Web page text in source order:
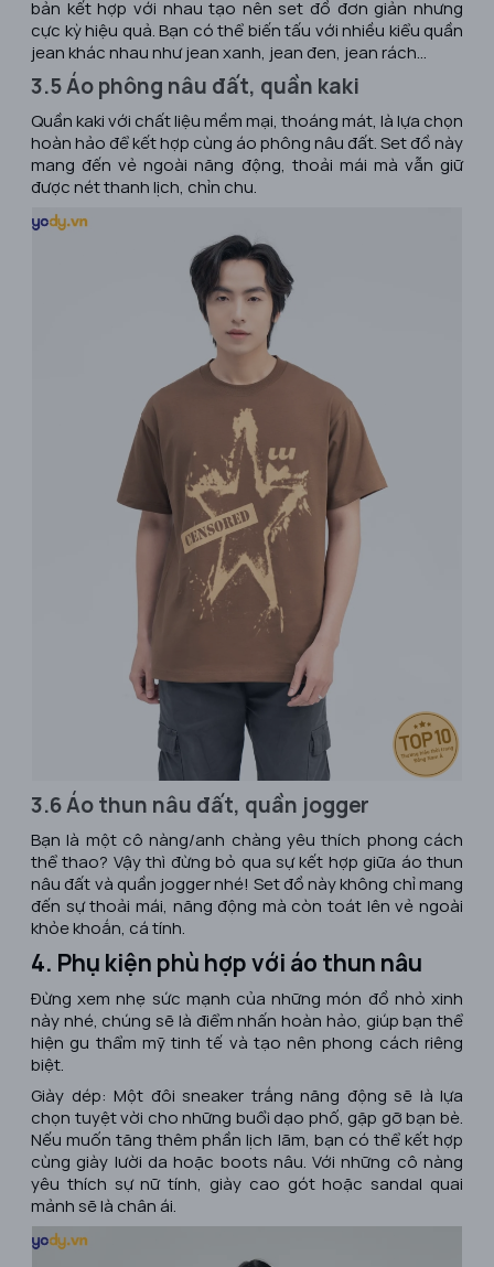
bản kết hợp với nhau tạo nên set đồ đơn giản nhưng
cực kỳ hiệu quả. Bạn có thể biến tấu với nhiều kiểu quần
jean khác nhau như jean xanh, jean đen, jean rách...
3.5 Áo phông nâu đất, quần kaki
Quần kaki với chất liệu mềm mại, thoáng mát, là lựa chọn
hoàn hảo để kết hợp cùng áo phông nâu đất. Set đồ này
mang đến vẻ ngoài năng động, thoải mái mà vẫn giữ
được nét thanh lịch, chỉn chu.
3.6 Áo thun nâu đất, quần jogger
Bạn là một cô nàng/anh chàng yêu thích phong cách
thể thao? Vậy thì đừng bỏ qua sự kết hợp giữa áo thun
nâu đất và quần jogger nhé! Set đồ này không chỉ mang
đến sự thoải mái, năng động mà còn toát lên vẻ ngoài
khỏe khoắn, cá tính.
4. Phụ kiện phù hợp với áo thun nâu
Đừng xem nhẹ sức mạnh của những món đồ nhỏ xinh
này nhé, chúng sẽ là điểm nhấn hoàn hảo, giúp bạn thể
hiện gu thẩm mỹ tinh tế và tạo nên phong cách riêng
biệt.
Giày dép: Một đôi sneaker trắng năng động sẽ là lựa
chọn tuyệt vời cho những buổi dạo phố, gặp gỡ bạn bè.
Nếu muốn tăng thêm phần lịch lãm, bạn có thể kết hợp
cùng giày lười da hoặc boots nâu. Với những cô nàng
yêu thích sự nữ tính, giày cao gót hoặc sandal quai
mảnh sẽ là chân ái.